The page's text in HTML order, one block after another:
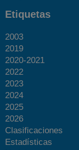
Etiquetas
2003
2019
2020-2021
2022
2023
2024
2025
2026
Clasificaciones
Estadísticas